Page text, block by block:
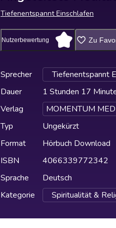
Tiefenentspannt Einschlafen
Nutzerbewertung Zu
Sprecher
Tiefenentspannt
Dauer
1 Stunden 17
Verlag
MOMENTUM
Typ
Ungekürzt
Format
Hörbuch Download
ISBN
4066339772342
Sprache
Deutsch
Kategorie
Spiritualität &